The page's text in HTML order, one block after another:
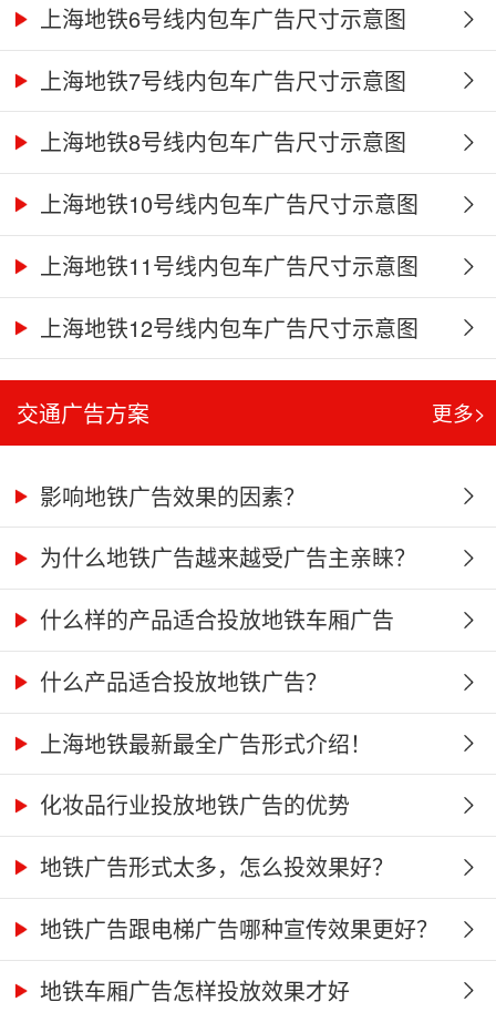
上海地铁6号线内包车广告尺寸示意图
上海地铁7号线内包车广告尺寸示意图
上海地铁8号线内包车广告尺寸示意图
上海地铁10号线内包车广告尺寸示意图
上海地铁11号线内包车广告尺寸示意图
上海地铁12号线内包车广告尺寸示意图
交通广告方案 更多>
影响地铁广告效果的因素？
为什么地铁广告越来越受广告主亲睐？
什么样的产品适合投放地铁车厢广告
什么产品适合投放地铁广告？
上海地铁最新最全广告形式介绍！
化妆品行业投放地铁广告的优势
地铁广告形式太多，怎么投效果好？
地铁广告跟电梯广告哪种宣传效果更好？
地铁车厢广告怎样投放效果才好